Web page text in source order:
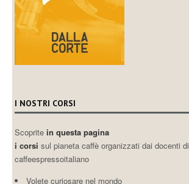
I NOSTRI CORSI
Scopritein questa pagina
i corsi sul pianeta caffè organizzati dai docenti di
caffeespressoitaliano
Volete curiosare nel mondo